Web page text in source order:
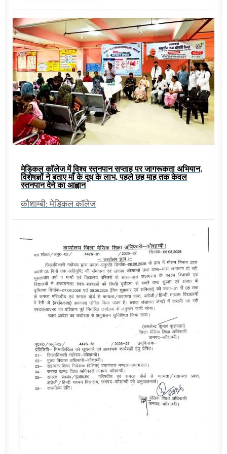
मेडिकल कॉलेज में विश्व स्तनपान सप्ताह पर जागरूकता अभियान,
विशेषज्ञों ने बताए माँ के दूध के लाभ, पहले छह माह तक केवल
स्तनपान देने का आह्वान
कौशाम्बी: मेडिकल कॉलेज